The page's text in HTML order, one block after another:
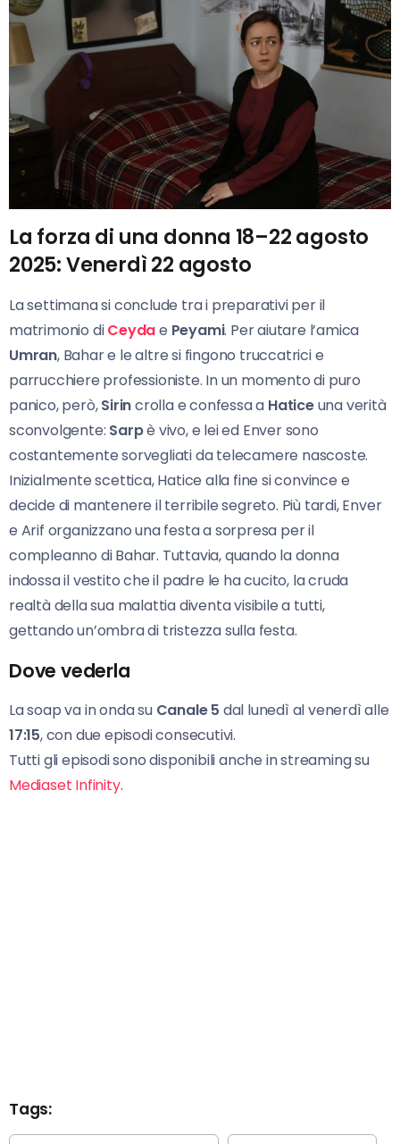
La forza di una donna 18–22 agosto
2025: Venerdì 22 agosto
La settimana si conclude tra i preparativi per il
matrimonio diCeydae Peyami. Per aiutare l’amica
Umran, Bahar e le altre si fingono truccatrici e
parrucchiere professioniste. In un momento di puro
panico, però,Sirincrolla e confessa a Haticeuna verità
sconvolgente: Sarpè vivo, e lei ed Enver sono
costantemente sorvegliati da telecamere nascoste.
Inizialmente scettica, Hatice alla fine si convince e
decide di mantenere il terribile segreto. Più tardi, Enver
e Arif organizzano una festa a sorpresa per il
compleanno di Bahar. Tuttavia, quando la donna
indossa il vestito che il padre le ha cucito, la cruda
realtà della sua malattia diventa visibile a tutti,
gettando un’ombra di tristezza sulla festa.
Dove vederla
La soap va in onda su Canale 5 dal lunedì al venerdì alle
17:15, con due episodi consecutivi.
Tutti gli episodi sono disponibili anche in streaming su
Mediaset Infinity.
Tags: